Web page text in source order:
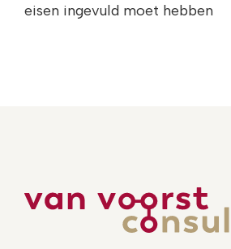
eisen ingevuld moet hebben